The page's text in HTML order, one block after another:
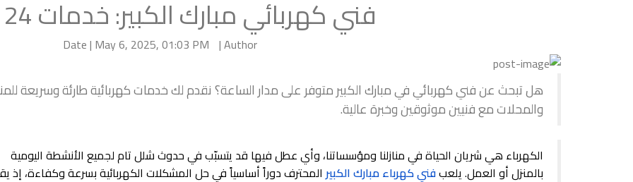
فني كهربائي مبارك الكبير: خدمات 24 ساعة
Author |
Date | May 6, 2025, 01:03 PM
هل تبحث عن فني كهربائي في مبارك الكبير متوفر على مدار الساعة؟ نقدم لك خدمات كهربائية طارئة وسريعة
والمحلات مع فنيين موثوقين وخبرة عالية.
الكهرباء هي شريان الحياة في منازلنا ومؤسساتنا، وأي عطل فيها قد يتسبّب في حدوث شلل تام لجميع الأنشطة اليومية
بالمنزل أو العمل. يلعبفني كهرباء مبارك الكبيرالمحترف دوراً أساسياً في حل المشكلات الكهربائية بسرعة وكفاءة، إذ